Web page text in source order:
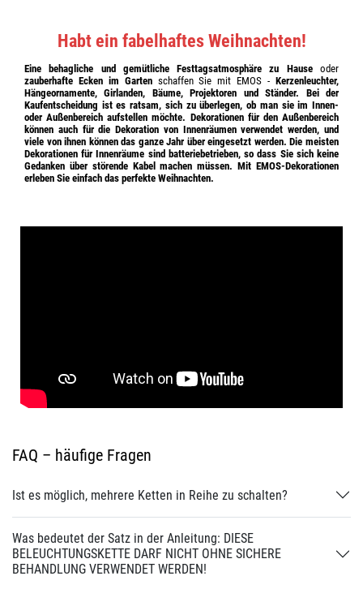
Habt ein fabelhaftes Weihnachten!
Eine behagliche und gemütliche Festtagsatmosphäre zu Hauseoder
zauberhafte Ecken im Gartenschaffen Sie mit EMOS -Kerzenleuchter,
Hängeornamente, Girlanden, Bäume, Projektoren und Ständer. Bei der
Kaufentscheidung ist es ratsam, sich zu überlegen, ob man sie im Innen-
oder Außenbereich aufstellen möchte. Dekorationen für den Außenbereich
können auch für die Dekoration von Innenräumen verwendet werden, und
viele von ihnen können das ganze Jahr über eingesetzt werden. Die meisten
Dekorationen für Innenräume sind batteriebetrieben, so dass Sie sich keine
Gedanken über störende Kabel machen müssen. Mit EMOS-Dekorationen
erleben Sie einfach das perfekte Weihnachten.
FAQ – häufige Fragen
Ist es möglich, mehrere Ketten in Reihe zu schalten?
Was bedeutet der Satz in der Anleitung: DIESE
BELEUCHTUNGSKETTE DARF NICHT OHNE SICHERE
BEHANDLUNG VERWENDET WERDEN!